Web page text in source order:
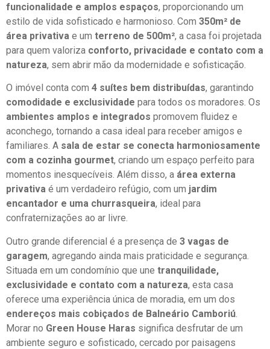
funcionalidade e amplos espaços, proporcionando um
estilo de vida sofisticado e harmonioso. Com 350m² de
área privativa e um terreno de 500m², a casa foi projetada
para quem valoriza conforto, privacidade e contato com a
natureza, sem abrir mão da modernidade e sofisticação.
O imóvel conta com 4 suítes bem distribuídas, garantindo
comodidade e exclusividade para todos os moradores. Os
ambientes amplos e integrados promovem fluidez e
aconchego, tornando a casa ideal para receber amigos e
familiares. A sala de estar se conecta harmoniosamente
com a cozinha gourmet, criando um espaço perfeito para
momentos inesquecíveis. Além disso, a área externa
privativa é um verdadeiro refúgio, com um jardim
encantador e uma churrasqueira, ideal para
confraternizações ao ar livre.
Outro grande diferencial é a presença de 3 vagas de
garagem, agregando ainda mais praticidade e segurança.
Situada em um condomínio que une tranquilidade,
exclusividade e contato com a natureza, esta casa
oferece uma experiência única de moradia, em um dos
endereços mais cobiçados de Balneário Camboriú
Morar no Green House Haras significa desfrutar de um
ambiente seguro e sofisticado, cercado por paisagens